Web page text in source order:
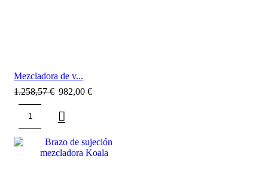
Mezcladora de v...
1.258,57€ 982,00 €